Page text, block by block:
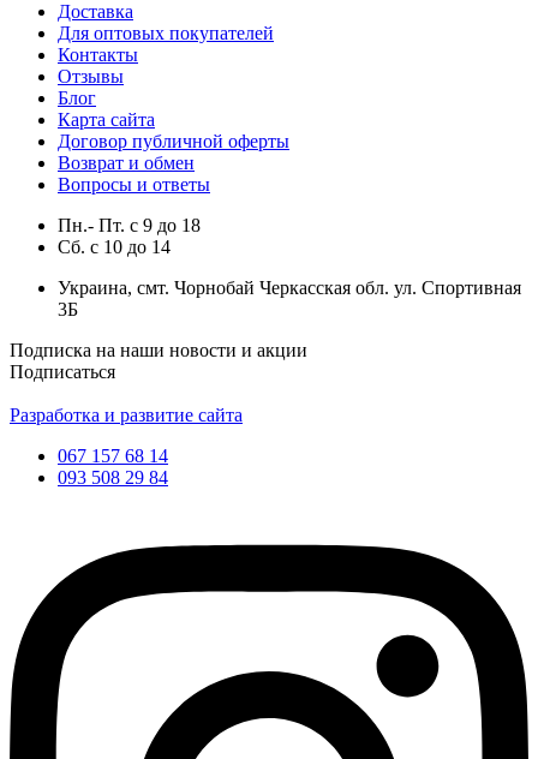
Доставка
Для оптовых покупателей
Контакты
Отзывы
Блог
Карта сайта
Договор публичной оферты
Возврат и обмен
Вопросы и ответы
Пн.- Пт. с 9 до 18
Сб. с 10 до 14
Украина, смт. Чорнобай Черкасская обл. ул. Спортивная
3Б
Подписка на наши новости и акции
Подписаться
Разработка и развитие сайта
067 157 68 14
093 508 29 84